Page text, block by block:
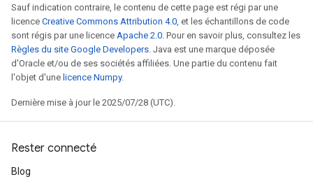
Sauf indication contraire, le contenu de cette page est régi par une
licence Creative Commons Attribution 4.0, et les échantillons de code
sont régis par une licence Apache 2.0. Pour en savoir plus, consultez les
Règles du site Google Developers. Java est une marque déposée
d'Oracle et/ou de ses sociétés affiliées. Une partie du contenu fait
l'objet d'une licence Numpy.
Dernière mise à jour le 2025/07/28 (UTC).
Rester connecté
Blog